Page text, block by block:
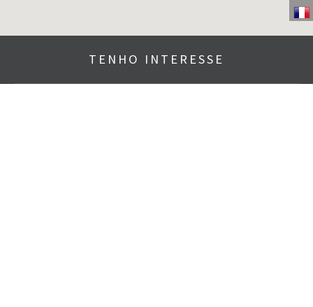
TENHO INTERESSE